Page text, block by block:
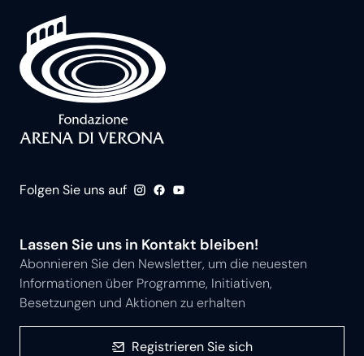
Folgen Sie uns auf
Lassen Sie uns in Kontakt bleiben!
Abonnieren Sie den Newsletter, um die neuesten
Informationen über Programme, Initiativen,
Besetzungen und Aktionen zu erhalten
Registrieren Sie sich